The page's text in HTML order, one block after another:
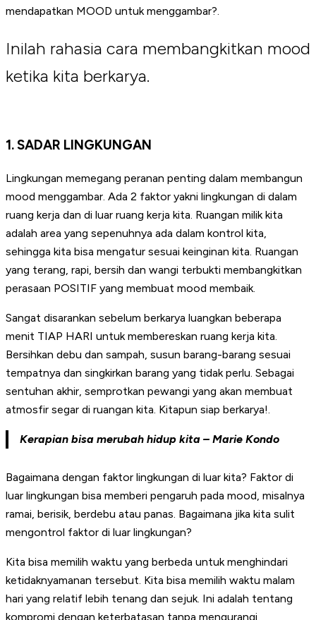
mendapatkan MOOD untuk menggambar?.
Inilah rahasia cara membangkitkan mood
ketika kita berkarya.
1. SADAR LINGKUNGAN
Lingkungan memegang peranan penting dalam membangun
mood menggambar. Ada 2 faktor yakni lingkungan di dalam
ruang kerja dan di luar ruang kerja kita. Ruangan milik kita
adalah area yang sepenuhnya ada dalam kontrol kita,
sehingga kita bisa mengatur sesuai keinginan kita. Ruangan
yang terang, rapi, bersih dan wangi terbukti membangkitkan
perasaan POSITIF yang membuat mood membaik.
Sangat disarankan sebelum berkarya luangkan beberapa
menit TIAP HARI untuk membereskan ruang kerja kita.
Bersihkan debu dan sampah, susun barang-barang sesuai
tempatnya dan singkirkan barang yang tidak perlu. Sebagai
sentuhan akhir, semprotkan pewangi yang akan membuat
atmosfir segar di ruangan kita. Kitapun siap berkarya!.
Kerapian bisa merubah hidup kita – Marie Kondo
Bagaimana dengan faktor lingkungan di luar kita? Faktor di
luar lingkungan bisa memberi pengaruh pada mood, misalnya
ramai, berisik, berdebu atau panas. Bagaimana jika kita sulit
mengontrol faktor di luar lingkungan?
Kita bisa memilih waktu yang berbeda untuk menghindari
ketidaknyamanan tersebut. Kita bisa memilih waktu malam
hari yang relatif lebih tenang dan sejuk. Ini adalah tentang
kompromi dengan keterbatasan tanpa mengurangi